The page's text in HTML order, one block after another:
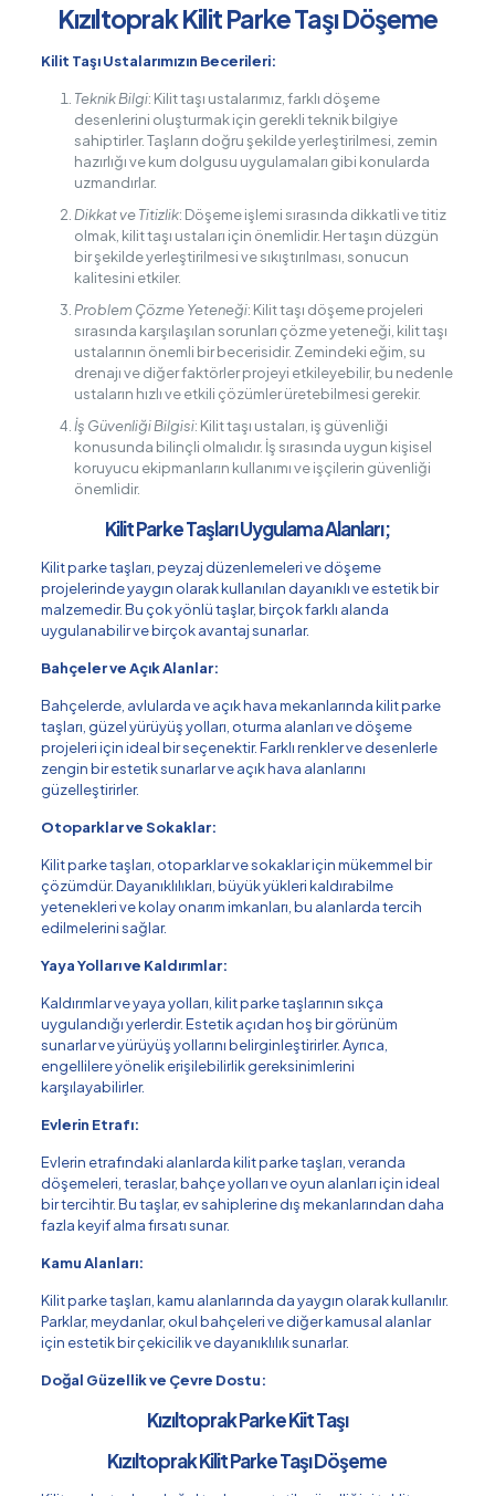
Kızıltoprak Kilit Parke Taşı Döşeme
Kilit Taşı Ustalarımızın Becerileri:
Teknik Bilgi: Kilit taşı ustalarımız, farklı döşeme
desenlerini oluşturmak için gerekli teknik bilgiye
sahiptirler. Taşların doğru şekilde yerleştirilmesi, zemin
hazırlığı ve kum dolgusu uygulamaları gibi konularda
uzmandırlar.
Dikkat ve Titizlik: Döşeme işlemi sırasında dikkatli ve titiz
olmak, kilit taşı ustaları için önemlidir. Her taşın düzgün
bir şekilde yerleştirilmesi ve sıkıştırılması, sonucun
kalitesini etkiler.
Problem Çözme Yeteneği: Kilit taşı döşeme projeleri
sırasında karşılaşılan sorunları çözme yeteneği, kilit taşı
ustalarının önemli bir becerisidir. Zemindeki eğim, su
drenajı ve diğer faktörler projeyi etkileyebilir, bu nedenle
ustaların hızlı ve etkili çözümler üretebilmesi gerekir.
İş Güvenliği Bilgisi: Kilit taşı ustaları, iş güvenliği
konusunda bilinçli olmalıdır. İş sırasında uygun kişisel
koruyucu ekipmanların kullanımı ve işçilerin güvenliği
önemlidir.
Kilit Parke Taşları Uygulama Alanları;
Kilit parke taşları, peyzaj düzenlemeleri ve döşeme
projelerinde yaygın olarak kullanılan dayanıklı ve estetik bir
malzemedir. Bu çok yönlü taşlar, birçok farklı alanda
uygulanabilir ve birçok avantaj sunarlar.
Bahçeler ve Açık Alanlar:
Bahçelerde, avlularda ve açık hava mekanlarında kilit parke
taşları, güzel yürüyüş yolları, oturma alanları ve döşeme
projeleri için ideal bir seçenektir. Farklı renkler ve desenlerle
zengin bir estetik sunarlar ve açık hava alanlarını
güzelleştirirler.
Otoparklar ve Sokaklar:
Kilit parke taşları, otoparklar ve sokaklar için mükemmel bir
çözümdür. Dayanıklılıkları, büyük yükleri kaldırabilme
yetenekleri ve kolay onarım imkanları, bu alanlarda tercih
edilmelerini sağlar.
Yaya Yolları ve Kaldırımlar:
Kaldırımlar ve yaya yolları, kilit parke taşlarının sıkça
uygulandığı yerlerdir. Estetik açıdan hoş bir görünüm
sunarlar ve yürüyüş yollarını belirginleştirirler. Ayrıca,
engellilere yönelik erişilebilirlik gereksinimlerini
karşılayabilirler.
Evlerin Etrafı:
Evlerin etrafındaki alanlarda kilit parke taşları, veranda
döşemeleri, teraslar, bahçe yolları ve oyun alanları için ideal
bir tercihtir. Bu taşlar, ev sahiplerine dış mekanlarından daha
fazla keyif alma fırsatı sunar.
Kamu Alanları:
Kilit parke taşları, kamu alanlarında da yaygın olarak kullanılır.
Parklar, meydanlar, okul bahçeleri ve diğer kamusal alanlar
için estetik bir çekicilik ve dayanıklılık sunarlar.
Doğal Güzellik ve Çevre Dostu:
Kızıltoprak Parke Kiit Taşı
Kızıltoprak Kilit Parke Taşı Döşeme